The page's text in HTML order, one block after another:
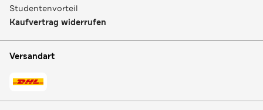
Studentenvorteil
Kaufvertrag widerrufen
Versandart